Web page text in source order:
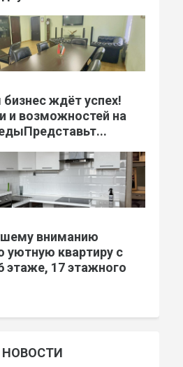
ждёт успех!
и возможностей на
вниманию
уютную квартиру с
этаже, 17 этажного